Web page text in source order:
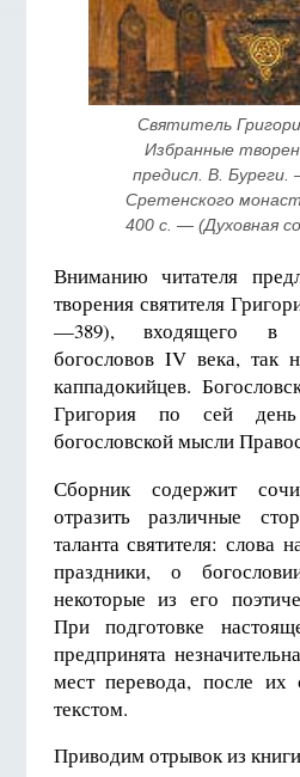
Cвятитель
Избранные
предисл. В.
Сретенского
400 с. — (Духовная
Вниманию читателя
творения святителя
—389), входящего в
богословов IV века, так
каппадокийцев.
Григория по сей
богословской мысли
Сборник содержит
отразить различные
таланта святителя: слова
праздники, о
некоторые из его
При подготовке
предпринята
мест перевода, после их
текстом.
Приводим отрывок из